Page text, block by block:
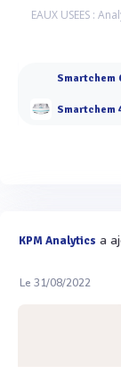
EAUX USEES :
Smartchem
Smartchem
KPM Analytics a
Le 31/08/2022